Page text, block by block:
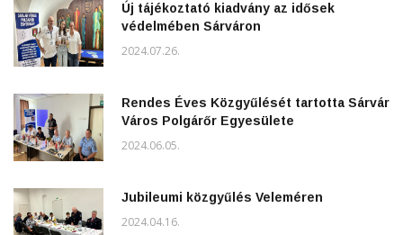
Új tájékoztató kiadvány az idősek
védelmében Sárváron
2024.07.26.
Rendes Éves Közgyűlését tartotta Sárvár
Város Polgárőr Egyesülete
2024.06.05.
Jubileumi közgyűlés Veleméren
2024.04.16.